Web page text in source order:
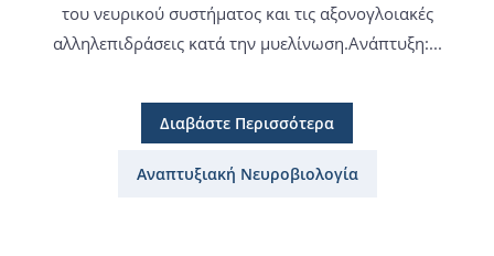
του νευρικού συστήματος και τις αξονογλοιακές
αλληλεπιδράσεις κατά την μυελίνωση.Ανάπτυξη:...
Διαβάστε Περισσότερα
Αναπτυξιακή Νευροβιολογία